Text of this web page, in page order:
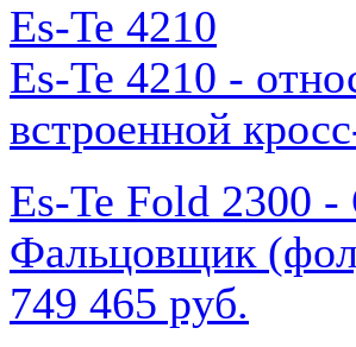
Es-Te 4210
Es-Te 4210 -
встроенной
Es-Te Fold 2300
Фальцовщик
749 465 руб.